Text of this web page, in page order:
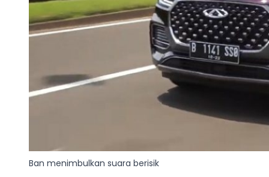
Ban menimbulkan suara berisik